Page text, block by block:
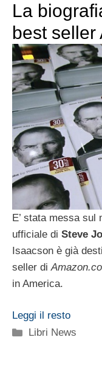
La
best seller
E’ stata messa
ufficiale di Steve
Isaacson è già
seller di
in America.
Leggi il resto
Categorie
Libri News